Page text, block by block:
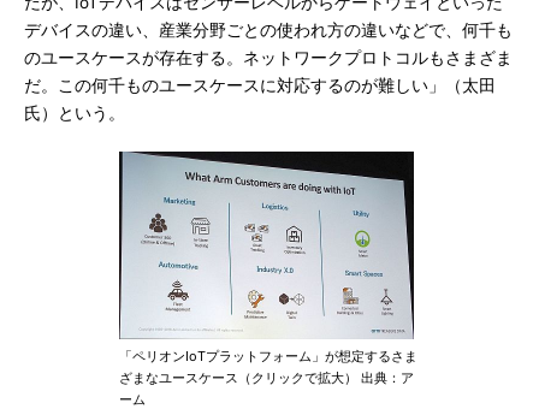
デバイスの違い、産業分野ごとの使われ方の違いなどで、何千も
のユースケースが存在する。ネットワークプロトコルもさまざま
だ。この何千ものユースケースに対応するのが難しい」（太田
氏）という。
「ペリオンIoTプラットフォーム」が想定するさま
ざまなユースケース（クリックで拡大） 出典：ア
ーム